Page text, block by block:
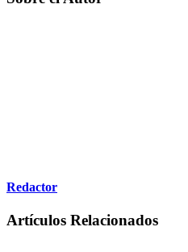
Redactor
Artículos Relacionados